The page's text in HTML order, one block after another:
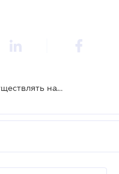
Какие проверки имеют право осуществлять налоговики